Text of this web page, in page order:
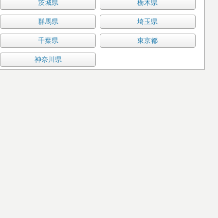
茨城県 栃木県
群馬県 埼玉県
千葉県 東京都
神奈川県